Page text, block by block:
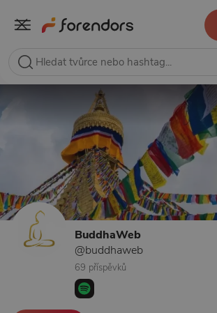
BuddhaWeb
@buddhaweb
69 příspěvků